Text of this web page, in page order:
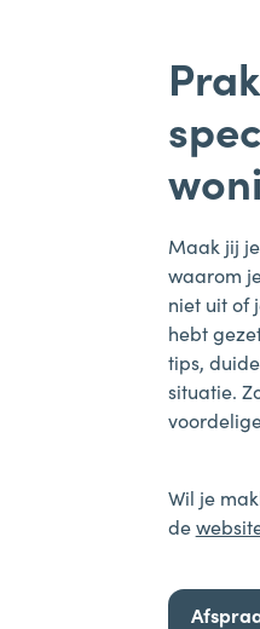
Maak jij
waarom
niet uit of
hebt
tips,
situatie.
Wil je
de